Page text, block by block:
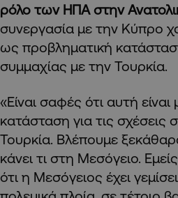
ρόλο των ΗΠΑ στην
συνεργασία με την Κύπρο
ως προβληματική
συμμαχίας με την Τουρκία.
«Είναι σαφές ότι αυτή
κατάσταση για τις σχέσεις
Τουρκία. Βλέπουμε
κάνει τι στη Μεσόγειο.
ότι η Μεσόγειος έχει